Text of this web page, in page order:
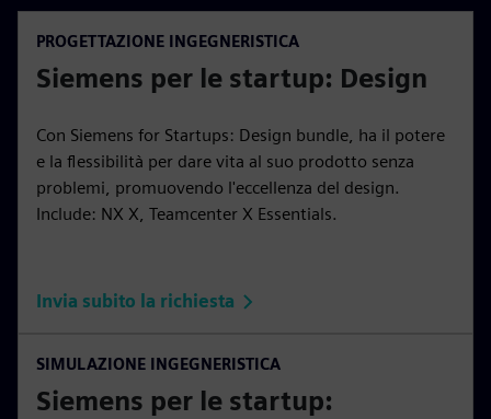
PROGETTAZIONE INGEGNERISTICA
Siemens per le startup: Design
Con Siemens for Startups: Design bundle, ha il potere
e la flessibilità per dare vita al suo prodotto senza
problemi, promuovendo l'eccellenza del design.
Include: NX X, Teamcenter X Essentials.
Invia subito la richiesta
SIMULAZIONE INGEGNERISTICA
Siemens per le startup: